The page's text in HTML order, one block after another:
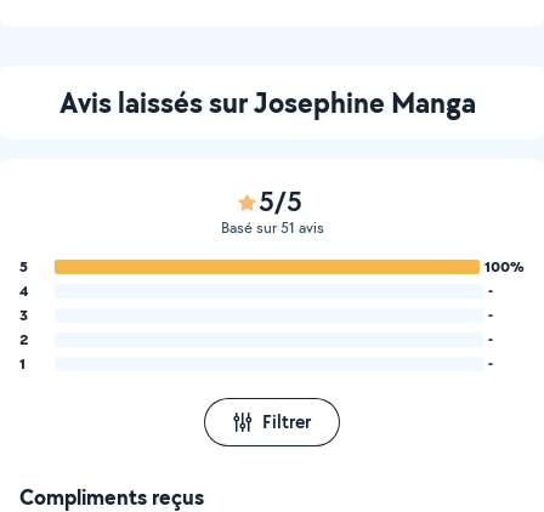
Avis laissés sur Josephine Manga
5/5
Basé sur 51 avis
5
100%
4
-
3
-
2
-
1
-
Filtrer
Compliments reçus